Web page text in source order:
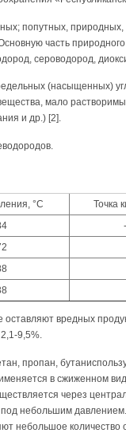
попутных,
часть
сероводород,
(насыщенных)
мало
и др.) [2].
°С Точка
вредных
9,5%.
пропан,
в сжиженном
через
под небольшим
небольшое